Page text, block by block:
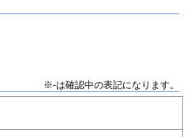
※-は確認中の表記になります。